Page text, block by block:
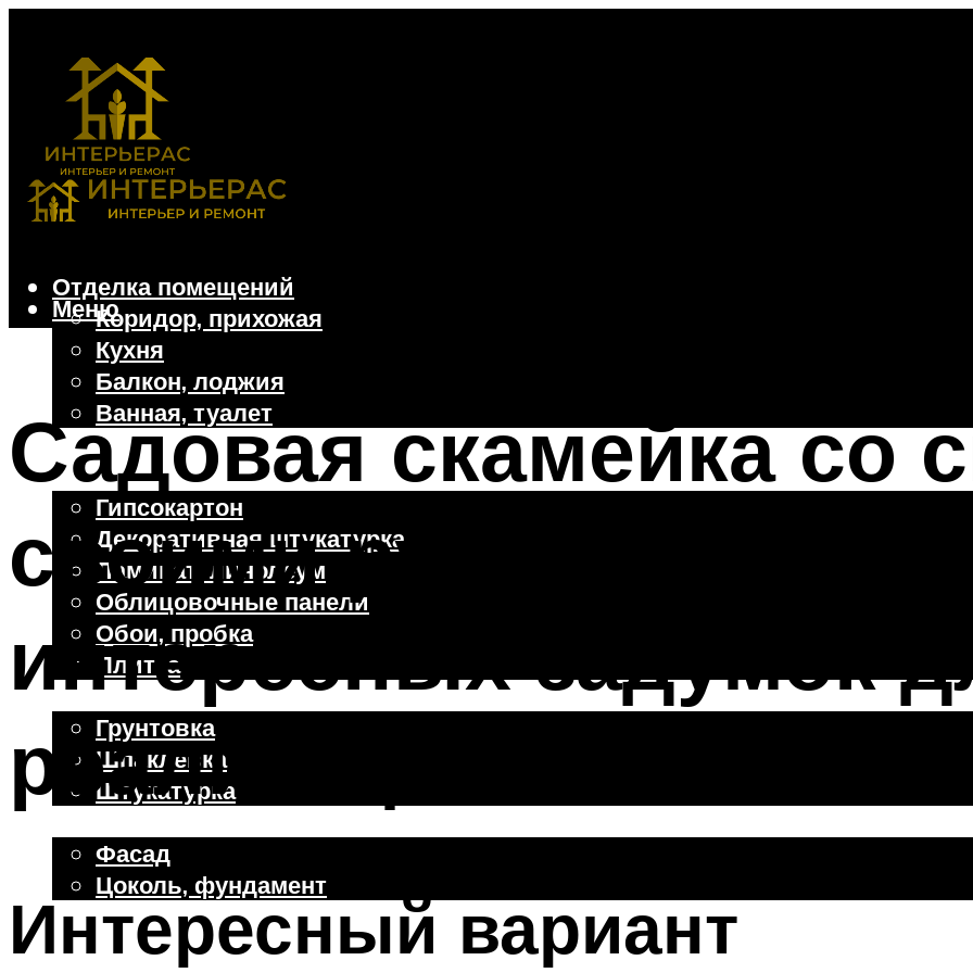
Отделка помещений
Коридор, прихожая
Кухня
Балкон, лоджия
Ванная, туалет
Дачные и частные дома
Отделочные материалы
Гипсокартон
Декоративная штукатурка
Ламинат, линолеум
Облицовочные панели
Обои, пробка
Плитка
Отделочные работы
Грунтовка
Шпаклевка
Штукатурка
Фасад
Цоколь, фундамент
Меню
Меню
Садовая скамейка со
своими руками:
интересных задумок
реализации
Интересный вариант